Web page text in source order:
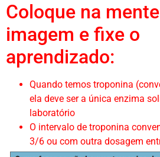
Coloque na
imagem e fixe o
aprendizado:
Quando temos troponina
ela deve ser a única enzima
laboratório
O intervalo de troponina
3/6 ou com outra dosagem